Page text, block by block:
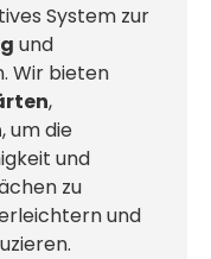
System zur
und
Wir bieten
,
, um die
und
zu
und